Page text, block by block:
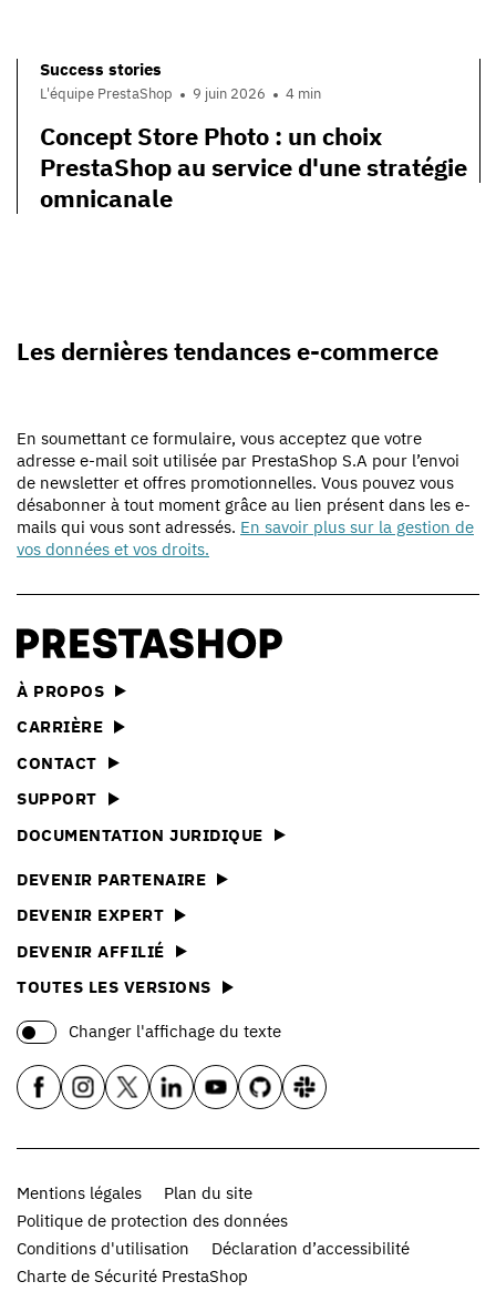
Success stories
L'équipe PrestaShop 9 juin 2026 4 min
Concept Store Photo : un choix
PrestaShop au service d'une stratégie
omnicanale
Les dernières tendances e-commerce
En soumettant ce formulaire, vous acceptez que votre
adresse e-mail soit utilisée par PrestaShop S.A pour l’envoi
de newsletter et offres promotionnelles. Vous pouvez vous
désabonner à tout moment grâce au lien présent dans les e-
mails qui vous sont adressés. En savoir plus sur la gestion de
vos données et vos droits.
À PROPOS
CARRIÈRE
CONTACT
SUPPORT
DOCUMENTATION JURIDIQUE
DEVENIR PARTENAIRE
DEVENIR EXPERT
DEVENIR AFFILIÉ
TOUTES LES VERSIONS
Changer l'affichage du texte
Mentions légales
Plan du site
Politique de protection des données
Conditions d'utilisation
Déclaration d’accessibilité
Charte de Sécurité PrestaShop